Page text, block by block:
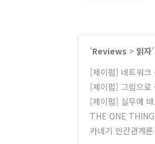
'Reviews > 읽자'
[제이펍] 네트워크
[제이펍] 그림으로
[제이펍] 실무에
THE ONE
카네기 인간관계론